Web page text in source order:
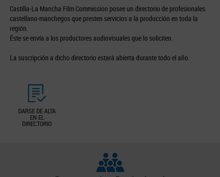
Castilla-La Mancha Film Commission posee un directorio de profesionales
castellano-manchegos que presten servicios a la producción en toda la
región.
Éste se envía a los productores audiovisuales que lo soliciten.
La suscripción a dicho directorio estará abierta durante todo el año.
DARSE DE ALTA
EN EL
DIRECTORIO